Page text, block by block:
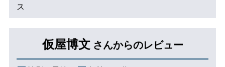
ス
仮屋博文 さんからのレビュー